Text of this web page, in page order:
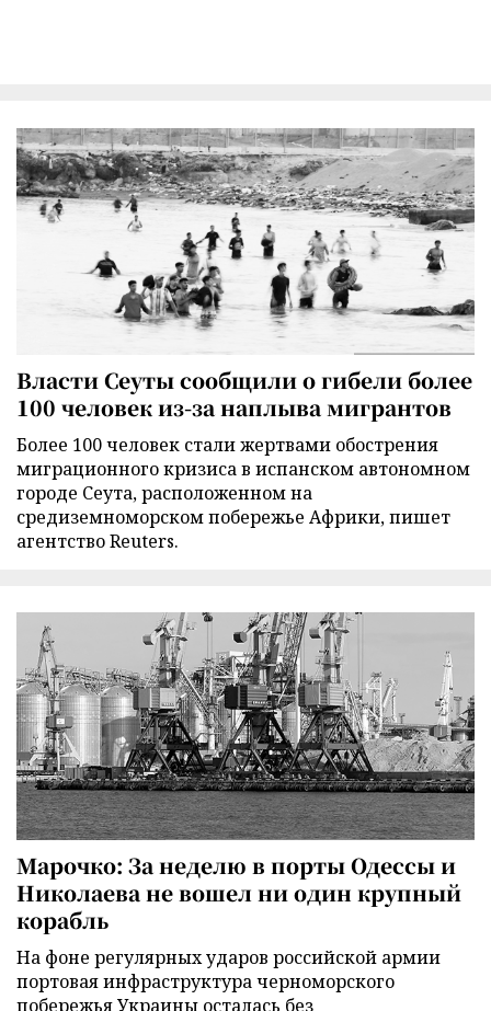
Власти Сеуты сообщили о гибели более
100 человек из-за наплыва мигрантов
Более 100 человек стали жертвами обострения
миграционного кризиса в испанском автономном
городе Сеута, расположенном на
средиземноморском побережье Африки, пишет
агентство Reuters.
Марочко: За неделю в порты Одессы и
Николаева не вошел ни один крупный
корабль
На фоне регулярных ударов российской армии
портовая инфраструктура черноморского
побережья Украины осталась без